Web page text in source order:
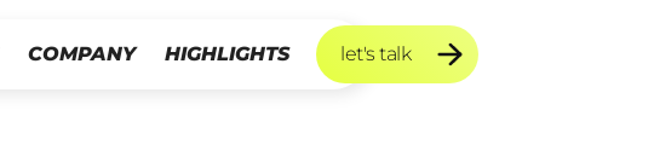
COMPANY HIGHLIGHTS
let's talk
let's talk